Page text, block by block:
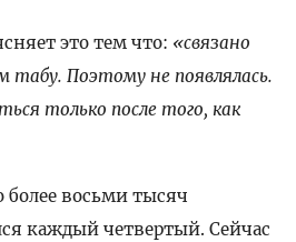
это тем что: «связано
табу. Поэтому не появлялась.
только после того, как
более восьми тысяч
каждый четвертый. Сейчас